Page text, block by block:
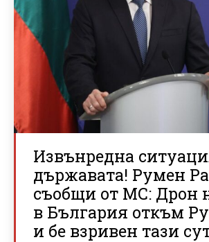
Извънредна
държавата! Румен
съобщи от МС: Дрон
в България откъм
и бе взривен тази